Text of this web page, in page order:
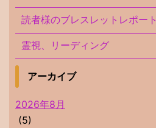
読者様のブレスレットレポート
霊視、リーディング
アーカイブ
2026年8月
(5)